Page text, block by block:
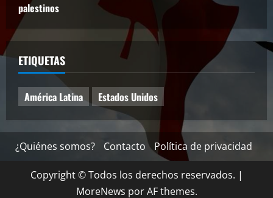
palestinos
ETIQUETAS
América Latina Estados Unidos
¿Quiénes somos? Contacto Política de privacidad
Copyright © Todos los derechos reservados. |
MoreNews por AF themes.